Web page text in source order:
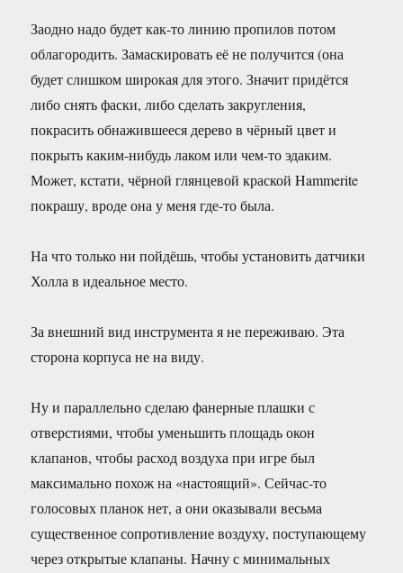
Заодно надо будет как-то линию пропилов потом
облагородить. Замаскировать её не получится (она
будет слишком широкая для этого. Значит придётся
либо снять фаски, либо сделать закругления,
покрасить обнажившееся дерево в чёрный цвет и
покрыть каким-нибудь лаком или чем-то эдаким.
Может, кстати, чёрной глянцевой краской Hammerite
покрашу, вроде она у меня где-то была.
На что только ни пойдёшь, чтобы установить датчики
Холла в идеальное место.
За внешний вид инструмента я не переживаю. Эта
сторона корпуса не на виду.
Ну и параллельно сделаю фанерные плашки с
отверстиями, чтобы уменьшить площадь окон
клапанов, чтобы расход воздуха при игре был
максимально похож на «настоящий». Сейчас-то
голосовых планок нет, а они оказывали весьма
существенное сопротивление воздуху, поступающему
через открытые клапаны. Начну с минимальных